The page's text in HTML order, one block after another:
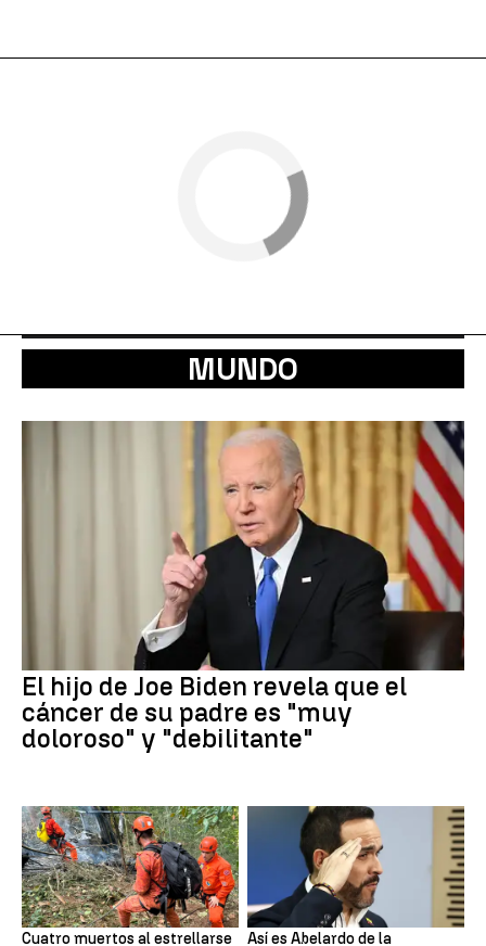
MUNDO
El hijo de Joe Biden revela que el
cáncer de su padre es "muy
doloroso" y "debilitante"
Cuatro muertos al estrellarse Así es Abelardo de la